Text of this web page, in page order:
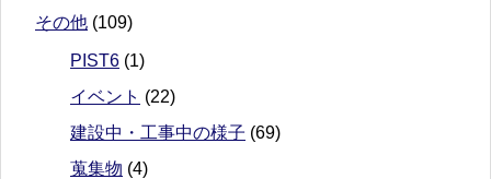
その他 (109)
PIST6 (1)
イベント (22)
建設中・工事中の様子 (69)
蒐集物 (4)